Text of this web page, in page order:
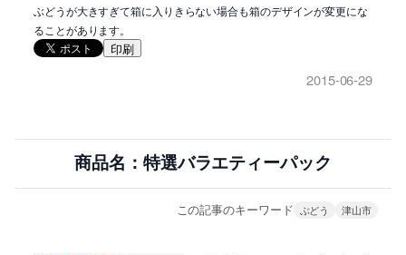
ぶどうが大きすぎて箱に入りきらない場合も箱のデザインが変更にな
ることがあります。
印刷
2015-06-29
商品名：特選バラエティーパック
この記事のキーワード ぶどう 津山市